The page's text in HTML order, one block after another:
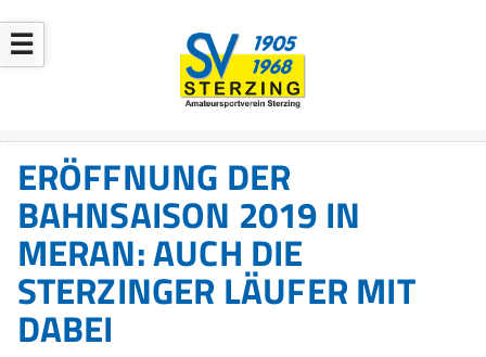
☰
ERÖFFNUNG DER
BAHNSAISON 2019 IN
MERAN: AUCH DIE
STERZINGER LÄUFER MIT
DABEI